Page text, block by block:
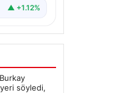
▲ +1.12%
söyledi,